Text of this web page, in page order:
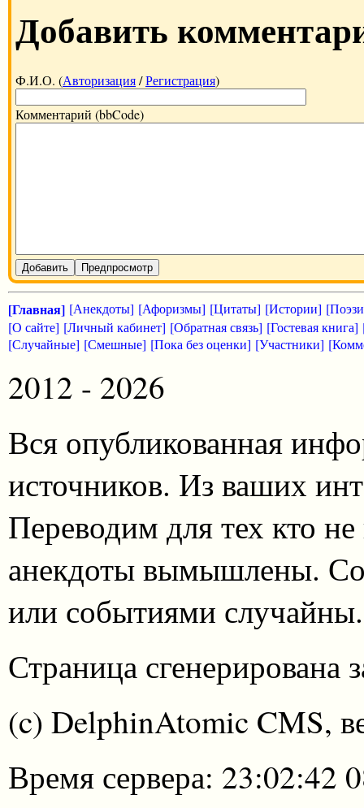
Добавить
Ф.И.О. (Авторизация/Регистрация)
Комментарий (bbCode)
Добавить Предпросмотр
[Главная] [Анекдоты] [Афоризмы] [Цитаты] [Истории]
[О сайте] [Личный кабинет] [Обратная связь] [Гостевая книга]
[Случайные] [Смешные] [Пока без оценки] [Участники]
2012 - 2026
Вся опубликованная
источников. Из ваших
Переводим для тех кто
анекдоты вымышлены.
или событиями случайны.
Страница сгенерирована
(c) DelphinAtomic CMS,
Время сервера: 23:02:42